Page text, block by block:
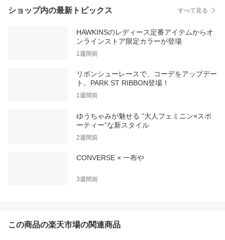
ショップ内の最新トピックス すべて見る
HAWKINSのレディース定番アイテムからオ
ンラインストア限定カラーが登場
1週間前
リボンシューレースで、コーデをアップデー
ト。PARK ST RIBBON登場！
1週間前
ゆうちゃみが魅せる “大人フェミニン×スポ
ーティー”な新スタイル
2週間前
CONVERSE × 一布や
3週間前
この商品の楽天市場の関連商品